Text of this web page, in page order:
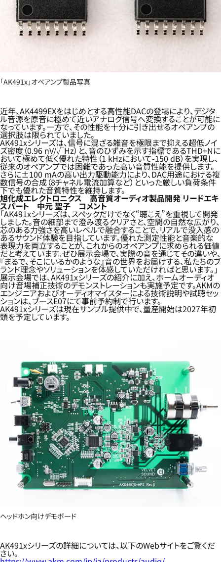
「AK491x」オペアンプ製品写真
近年、AK4499EXをはじめとする高性能DACの登場により、デジタ
ル音源を原音に極めて近いアナログ信号へ変換することが可能に
なっています。一方で、その性能を十分に引き出せるオペアンプの
選択肢は限られていました。
AK491xシリーズは、信号に混ざる雑音を極限まで抑える超低ノイ
ズ密度（0.96 nV/√Hz）と、音のひずみを示す指標であるTHD+Nに
おいて極めて低く優れた特性（1 kHzにおいて-150 dB）を実現し、
従来のオペアンプでは困難であった高い音質性能を提供します。
さらに±100 mAの高い出力駆動能力により、DAC用途における複
数信号の合成（8チャネル電流加算など）といった厳しい負荷条件
下でも優れた音質特性を維持します。
旭化成エレクトロニクス 高音質オーディオ製品開発 リードエキ
スパート 中元 聖子 コメント
「AK491xシリーズは、スペックだけでなく“聴こえ”を重視して開発
しました。音の細部まで澄み渡るクリアさと、空間の自然な広がり、
芯のある力強さを高いレベルで融合することで、リアルで没入感の
あるサウンド体験を目指しています。優れた測定性能と音楽的な
表現力を両立することが、これからのオペアンプに求められる価値
だと考えています。ぜひ展示会場で、実際の音を通じてその違いや、
『まるで、そこにいるかのような』音の世界をお届けする、私たちのブ
ランド理念やソリューションを体感していただければと思います。」
展示会場では、AK491xシリーズの紹介に加え、ホームオーディオ
向け音場補正技術のデモンストレーションも実施予定です。AKMの
エンジニアおよびオーディオマイスターによる技術説明や試聴セッ
ションは、ブースE07にて事前予約制で行います。
AK491xシリーズは現在サンプル提供中で、量産開始は2027年初
頭を予定しています。
ヘッドホン向けデモボード
AK491xシリーズの詳細については、以下のWebサイトをご覧くだ
さい。